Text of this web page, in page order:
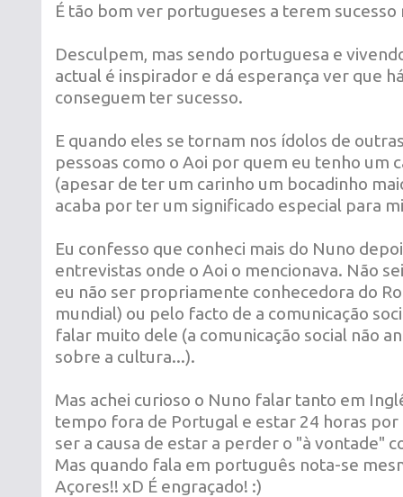
É tão bom ver portugueses a terem
Desculpem, mas sendo portuguesa e
actual é inspirador e dá esperança ver que
conseguem ter sucesso.
E quando eles se tornam nos ídolos de
pessoas como o Aoi por quem eu tenho um
(apesar de ter um carinho um bocadinho
acaba por ter um significado especial para
Eu confesso que conheci mais do Nuno
entrevistas onde o Aoi o mencionava. Não
eu não ser propriamente conhecedora do
mundial) ou pelo facto de a comunicação
falar muito dele (a comunicação social não
sobre a cultura...).
Mas achei curioso o Nuno falar tanto em
tempo fora de Portugal e estar 24 horas por
ser a causa de estar a perder o "à vontade"
Mas quando fala em português nota-se
Açores!! xD É engraçado! :)